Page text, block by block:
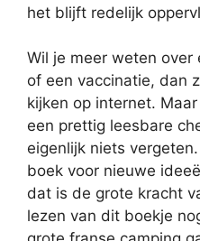
het blijft redelijk
Wil je meer weten over
of een vaccinatie, dan
kijken op internet.
een prettig leesbare
eigenlijk niets
boek voor nieuwe
dat is de grote kracht
lezen van dit boekje